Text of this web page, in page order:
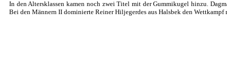
In den Altersklassen kamen noch zwei Titel mit der Gummikugel hinzu.
Bei den Männern II dominierte Reiner Hiljegerdes aus Halsbek den